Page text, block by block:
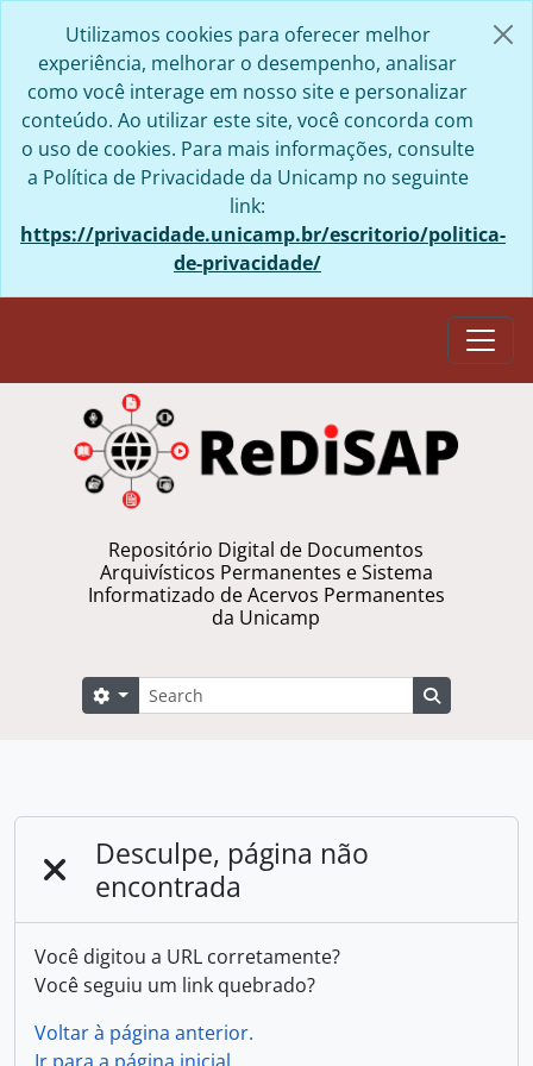
Utilizamos cookies para oferecer melhor
experiência, melhorar o desempenho, analisar
como você interage em nosso site e personalizar
conteúdo. Ao utilizar este site, você concorda com
o uso de cookies. Para mais informações, consulte
a Política de Privacidade da Unicamp no seguinte
link:
https://privacidade.unicamp.br/escritorio/politica-
de-privacidade/
Repositório Digital de Documentos
Arquivísticos Permanentes e Sistema
Informatizado de Acervos Permanentes
da Unicamp
Buscar
Opções de busca
Desculpe, página não
encontrada
Você digitou a URL corretamente?
Você seguiu um link quebrado?
Voltar à página anterior.